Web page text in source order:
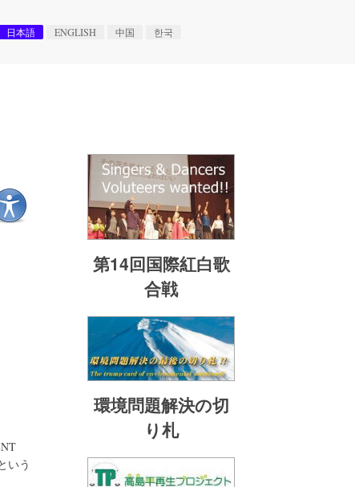
日本語 ENGLISH 中国 한국
いう
第14回国際紅白歌
合戦
環境問題解決の切
り札